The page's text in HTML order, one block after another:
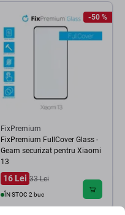
-50 %
FixPremium
FixPremium FullCover Glass -
Geam securizat pentru Xiaomi
13
16 Lei 33 Lei
ÎN STOC 2 buc